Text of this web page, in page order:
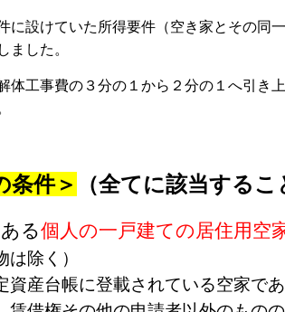
に設けていた所得要件（空き家とその同
ました。
体工事費の３分の１から２分の１へ引き
条件＞ （全てに該当するこ
る個人の一戸建ての居住用空
は除く）
資産台帳に登載されている空家であ